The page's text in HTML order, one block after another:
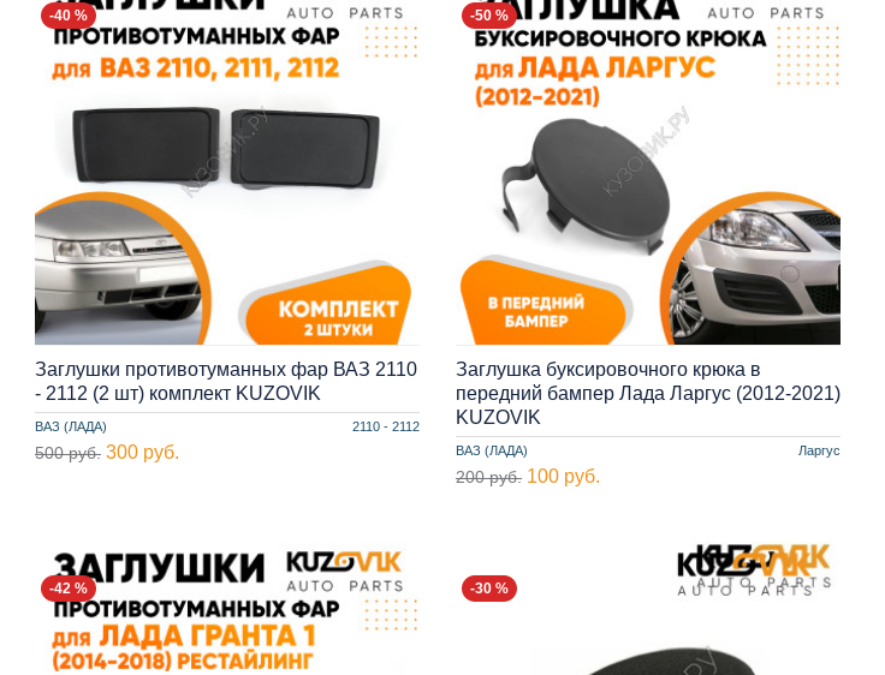
-40 %
ВАЗ (ЛАДА) 2110 - 2112
Заглушки противотуманных фар ВАЗ 2110
- 2112 (2 шт) комплект KUZOVIK
500 руб. 300 руб.
-50 %
ВАЗ (ЛАДА) Ларгус
Заглушка буксировочного крюка в
передний бампер Лада Ларгус (2012-2021)
KUZOVIK
200 руб. 100 руб.
-42 % -30 %